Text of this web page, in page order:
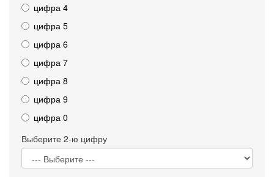
цифра 4
цифра 5
цифра 6
цифра 7
цифра 8
цифра 9
цифра 0
Выберите 2-ю цифру